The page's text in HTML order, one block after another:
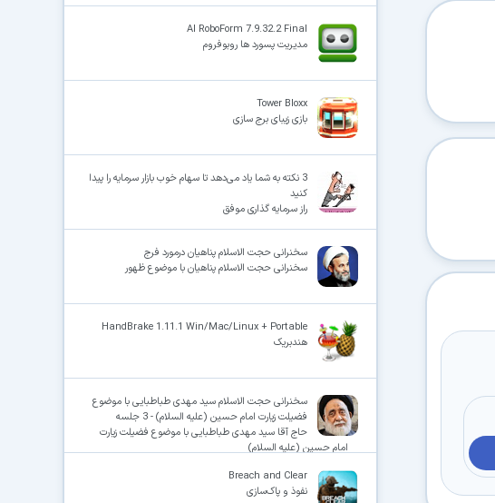
AI RoboForm 7.9.32.2 Final
مدیریت پسورد ها روبوفروم
Tower Bloxx
بازی زیبای برج سازی
3 نکته به شما یاد می‌دهد تا سهام خوب بازار سرمایه را پیدا
کنید
راز سرمایه گذاری موفق
سخنرانی حجت الاسلام پناهیان درمورد فرج
سخنرانی حجت الاسلام پناهیان با موضوع ظهور
HandBrake 1.11.1 Win/Mac/Linux + Portable
هندبریک
سخنرانی حجت الاسلام سید مهدی طباطبایی با موضوع
فضیلت زیارت امام حسین (علیه السلام) - 3 جلسه
حاج آقا سید مهدی طباطبایی با موضوع فضیلت زیارت
امام حسین (علیه السلام)
Breach and Clear
نفوذ و پاک‌سازی